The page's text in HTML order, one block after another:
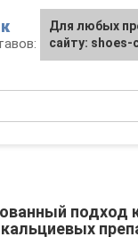
профилактика
подход
Для любых
сайту: shoes-